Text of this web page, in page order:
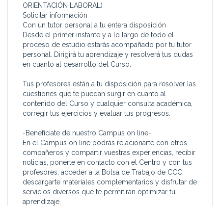
están interesados en adquirir
una completa formación
puedan hacerlo realizando
este curso.
que están actualmente en
activo desempeñando su
puedan actualizar y
completar sus
conocimientos para estar
siempre al día.
así lo deseen, puedan
presentarse por libre a las
pruebas para obtener el
Título Oficial de F.P. Grado
Superior (Técnico Superior
en Secretariado).
Con este curso aprenderás a:
Tu labor puede estar
enfocada a actuar como
asistente y ayuda directa para
el órgano de dirección y/o
gestión.
trabajo tanto en una empresa
privada (grande, mediana y
pequeña) como en los
despachos profesionales
ingenieros, etc.). Y claro está,
en la Administración Pública
(central, autonómica y local).
Formarás parte de la Bolsa
de Empleo propia de CCC y
de otras bolsas de empleo
ORIENTACIÓN LABORAL)
Solicitar información
Con un tutor personal a tu entera disposición
Desde el primer instante y a lo largo de todo el
proceso de estudio estarás acompañado por tu tutor
personal. Dirigirá tu aprendizaje y resolverá tus dudas
en cuanto al desarrollo del Curso.
Tus profesores están a tu disposición para resolver las
cuestiones que te puedan surgir en cuanto al
contenido del Curso y cualquier consulta académica,
corregir tus ejercicios y evaluar tus progresos.
-Benefíciate de nuestro Campus on line-
En el Campus on line podrás relacionarte con otros
compañeros y compartir vuestras experiencias, recibir
noticias, ponerte en contacto con el Centro y con tus
profesores, acceder a la Bolsa de Trabajo de CCC,
descargarte materiales complementarios y disfrutar de
servicios diversos que te permitirán optimizar tu
aprendizaje.